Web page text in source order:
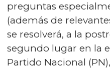
preguntas
(además de
se resolverá, a la
segundo lugar en la
Partido Nacional